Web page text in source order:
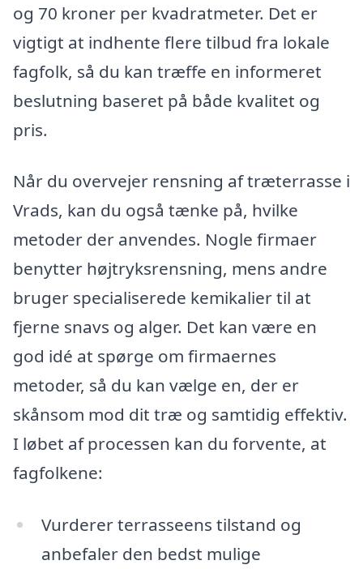
og 70 kroner per kvadratmeter. Det er
vigtigt at indhente flere tilbud fra lokale
fagfolk, så du kan træffe en informeret
beslutning baseret på både kvalitet og
pris.
Når du overvejer rensning af træterrasse i
Vrads, kan du også tænke på, hvilke
metoder der anvendes. Nogle firmaer
benytter højtryksrensning, mens andre
bruger specialiserede kemikalier til at
fjerne snavs og alger. Det kan være en
god idé at spørge om firmaernes
metoder, så du kan vælge en, der er
skånsom mod dit træ og samtidig effektiv.
I løbet af processen kan du forvente, at
fagfolkene:
Vurderer terrasseens tilstand og
anbefaler den bedst mulige